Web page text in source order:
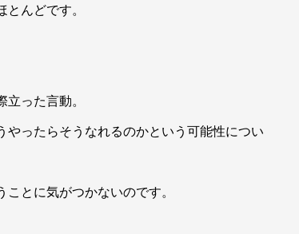
んどです。
った言動。
やったらそうなれるのかという可能性につい
とに気がつかないのです。